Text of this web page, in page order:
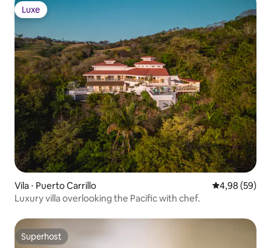
Luxe
Luxe
Vila ⋅ Puerto Carrillo 4,98 de uma
4,98 (59)
Luxury villa overlooking the Pacific with chef.
Superhost
Superhost